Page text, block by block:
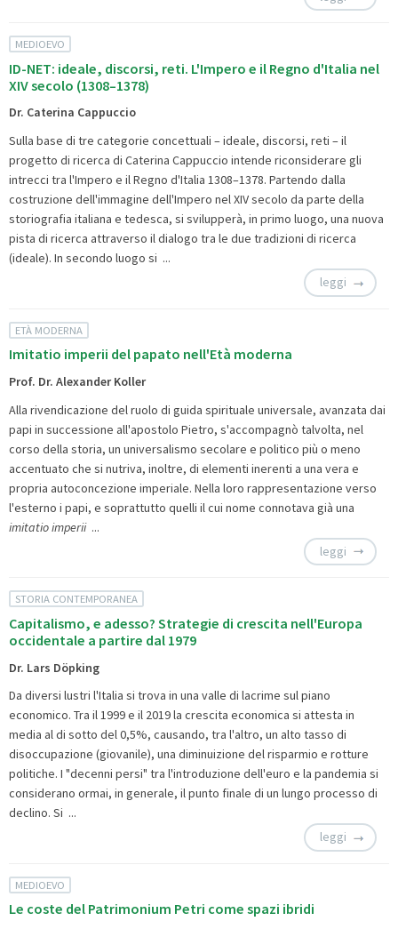
MEDIOEVO
ID-NET: ideale, discorsi, reti. L'Impero e il Regno d'Italia nel
XIV secolo (1308–1378)
Dr. Caterina Cappuccio
Sulla base di tre categorie concettuali – ideale, discorsi, reti – il
progetto di ricerca di Caterina Cappuccio intende riconsiderare gli
intrecci tra l'Impero e il Regno d'Italia 1308–1378. Partendo dalla
costruzione dell'immagine dell'Impero nel XIV secolo da parte della
storiografia italiana e tedesca, si svilupperà, in primo luogo, una nuova
pista di ricerca attraverso il dialogo tra le due tradizioni di ricerca
(ideale). In secondo luogo si ...
leggi
ETÀ MODERNA
Imitatio imperii del papato nell'Età moderna
Prof. Dr. Alexander Koller
Alla rivendicazione del ruolo di guida spirituale universale, avanzata dai
papi in successione all'apostolo Pietro, s'accompagnò talvolta, nel
corso della storia, un universalismo secolare e politico più o meno
accentuato che si nutriva, inoltre, di elementi inerenti a una vera e
propria autoconcezione imperiale. Nella loro rappresentazione verso
l'esterno i papi, e soprattutto quelli il cui nome connotava già una
imitatio imperii...
leggi
STORIA CONTEMPORANEA
Capitalismo, e adesso? Strategie di crescita nell'Europa
occidentale a partire dal 1979
Dr. Lars Döpking
Da diversi lustri l'Italia si trova in una valle di lacrime sul piano
economico. Tra il 1999 e il 2019 la crescita economica si attesta in
media al di sotto del 0,5%, causando, tra l'altro, un alto tasso di
disoccupazione (giovanile), una diminuizione del risparmio e rotture
politiche. I "decenni persi" tra l'introduzione dell'euro e la pandemia si
considerano ormai, in generale, il punto finale di un lungo processo di
declino. Si ...
leggi
MEDIOEVO
Le coste del Patrimonium Petri come spazi ibridi